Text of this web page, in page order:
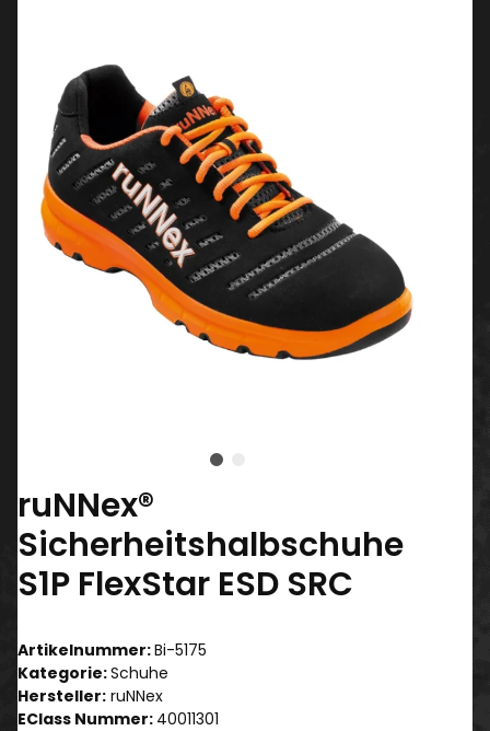
ruNNex®
Sicherheitshalbschuhe
S1P FlexStar ESD SRC
Artikelnummer:Bi-5175
Kategorie:Schuhe
Hersteller: ruNNex
EClass Nummer: 40011301